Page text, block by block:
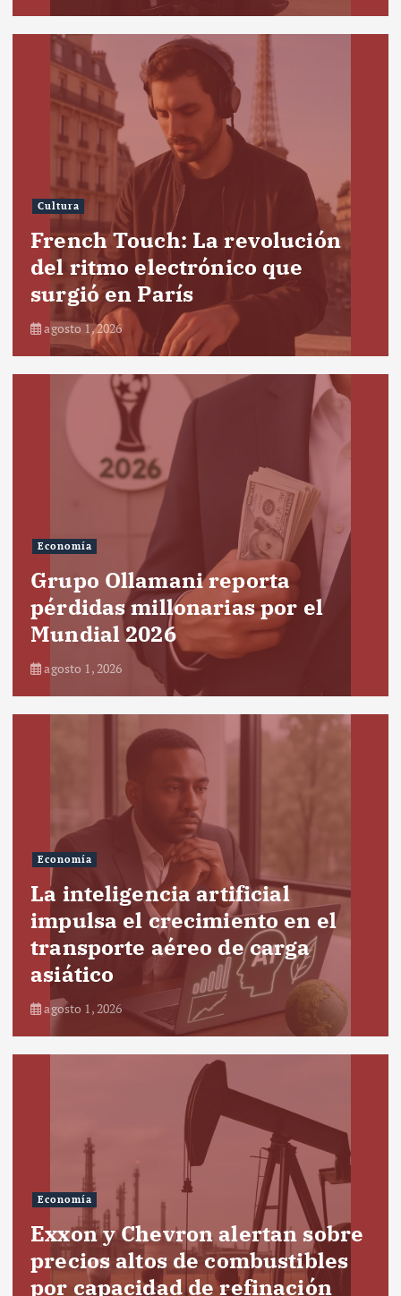
Cultura
French Touch: La revolución
del ritmo electrónico que
surgió en París
agosto 1, 2026
Economía
Grupo Ollamani reporta
pérdidas millonarias por el
Mundial 2026
agosto 1, 2026
Economía
La inteligencia artificial
impulsa el crecimiento en el
transporte aéreo de carga
asiático
agosto 1, 2026
Economía
Exxon y Chevron alertan sobre
precios altos de combustibles
por capacidad de refinación